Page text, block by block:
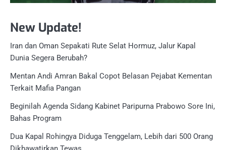
New Update!
Iran dan Oman Sepakati Rute Selat Hormuz, Jalur Kapal
Dunia Segera Berubah?
Mentan Andi Amran Bakal Copot Belasan Pejabat Kementan
Terkait Mafia Pangan
Beginilah Agenda Sidang Kabinet Paripurna Prabowo Sore Ini,
Bahas Program
Dua Kapal Rohingya Diduga Tenggelam, Lebih dari 500 Orang